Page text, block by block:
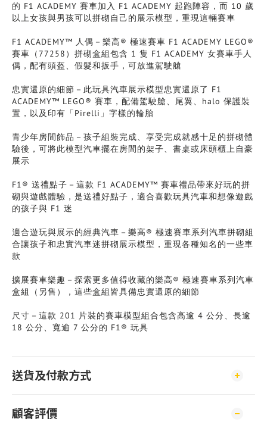
的 F1 ACADEMY 賽車加入 F1 ACADEMY 起跑陣容，而 10 歲
以上女孩與男孩可以拼砌自己的展示模型，重現這輛賽車
F1 ACADEMY™ 人偶－樂高® 極速賽車 F1 ACADEMY LEGO®
賽車（77258）拼砌盒組包含 1 隻 F1 ACADEMY 女賽車手人
偶，配有頭盔、假髮和扳手，可放進駕駛艙
忠實還原的細節－此玩具汽車展示模型忠實還原了 F1
ACADEMY™ LEGO® 賽車，配備駕駛艙、尾翼、halo 保護裝
置，以及印有「Pirelli」字樣的輪胎
青少年房間飾品－孩子組裝完成、享受完成就感十足的拼砌體
驗後，可將此模型汽車擺在房間的架子、書桌或床頭櫃上自豪
展示
F1® 送禮點子－這款 F1 ACADEMY™ 賽車禮品帶來好玩的拼
砌與遊戲體驗，是送禮好點子，適合喜歡玩具汽車和想像遊戲
的孩子與 F1 迷
適合遊玩與展示的經典汽車－樂高® 極速賽車系列汽車拼砌組
合讓孩子和忠實汽車迷拼砌展示模型，重現各種知名的一些車
款
擴展賽車樂趣－探索更多值得收藏的樂高® 極速賽車系列汽車
盒組（另售），這些盒組皆具備忠實還原的細節
尺寸－這款 201 片裝的賽車模型組合包含高逾 4 公分、長逾
18 公分、寬逾 7 公分的 F1® 玩具
送貨及付款方式
顧客評價